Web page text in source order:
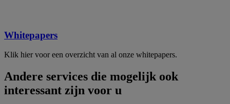
Whitepapers
Klik hier voor een overzicht van al onze whitepapers.
Andere services die mogelijk ook
interessant zijn voor u